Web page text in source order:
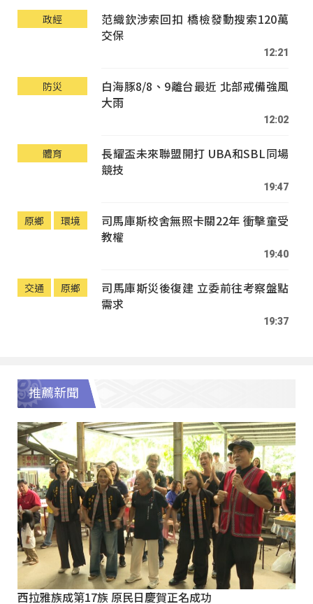
政經
范織欽涉索回扣 橋檢發動搜索120萬
交保
12:21
防災
白海豚8/8、9離台最近 北部戒備強風
大雨
12:02
體育
長耀盃未來聯盟開打 UBA和SBL同場
競技
19:47
原鄉 環境
司馬庫斯校舍無照卡關22年 衝擊童受
教權
19:40
交通 原鄉
司馬庫斯災後復建 立委前往考察盤點
需求
19:37
推薦新聞
西拉雅族成第17族 原民日慶賀正名成功